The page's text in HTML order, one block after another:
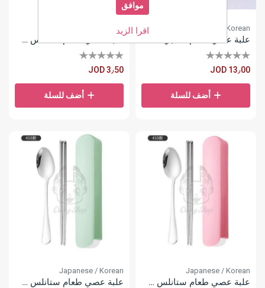
Japanese / Korean
علبة عصي طعام خشبي
JOD 13٫00
أضف للسلة
Japanese / Korean
علبة عصي طعام ستانلس ستيل
JOD 3٫50
أضف للسلة
Japanese / Korean
علبة عصي طعام ستانلس ستيل
Japanese / Korean
علبة عصي طعام ستانلس ستيل
موافق
اقرا الزيد